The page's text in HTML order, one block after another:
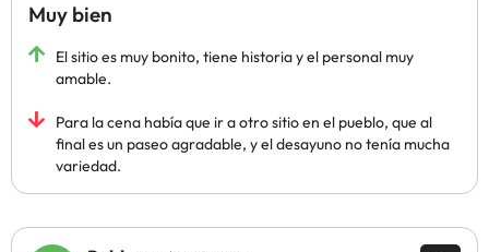
Muy bien
El sitio es muy bonito, tiene historia y el personal muy
amable.
Para la cena había que ir a otro sitio en el pueblo, que al
final es un paseo agradable, y el desayuno no tenía mucha
variedad.